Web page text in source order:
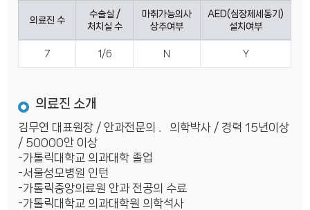
의료진 수
수술실 /
처치실 수
마취가능의사
상주여부
AED(심장제세동기)
설치여부
7 1/6 N Y
의료진 소개
김무연 대표원장 / 안과전문의 ．의학박사 / 경력 15년이상
/ 50000안 이상
-가톨릭대학교 의과대학 졸업
-서울성모병원 인턴
-가톨릭중앙의료원 안과 전공의 수료
-가톨릭대학교 의과대학원 의학석사